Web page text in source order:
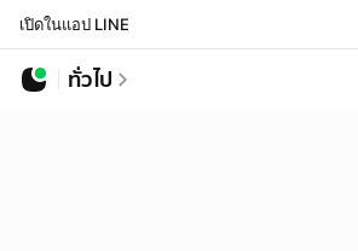
เปิดในแอป LINE
ทั่วไป